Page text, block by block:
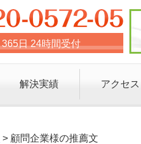
365日 24時間受付
解決実績 アクセス
> 顧問企業様の推薦文